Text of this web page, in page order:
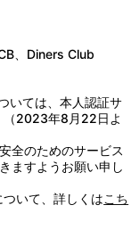
』内で使用できるシ
、Diners Club
いては、本人認証サ
（2023年8月22日よ
全のためのサービス
ますようお願い申し
いて、詳しくはこち